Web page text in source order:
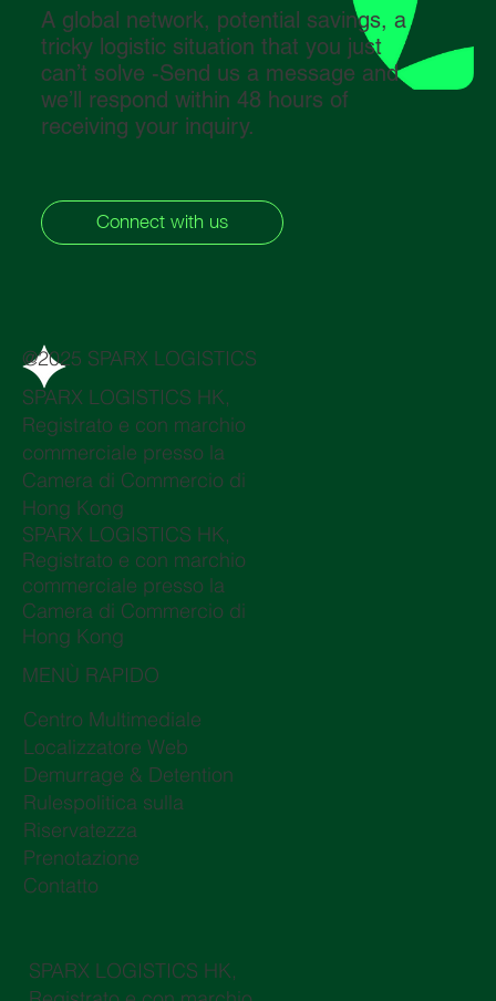
A global network, potential savings, a
tricky logistic situation that you just
can’t solve -Send us a message and
we’ll respond within 48 hours of
receiving your inquiry.
Connect with us
@2025 SPARX LOGISTICS
SPARX LOGISTICS HK,
Registrato e con marchio
commerciale presso la
Camera di Commercio di
Hong Kong
SPARX LOGISTICS HK,
Registrato e con marchio
commerciale presso la
Camera di Commercio di
Hong Kong
MENÙ RAPIDO
Centro Multimediale
Localizzatore Web
Demurrage & Detention
Rulespolitica sulla
Riservatezza
Prenotazione
Contatto
SPARX LOGISTICS HK,